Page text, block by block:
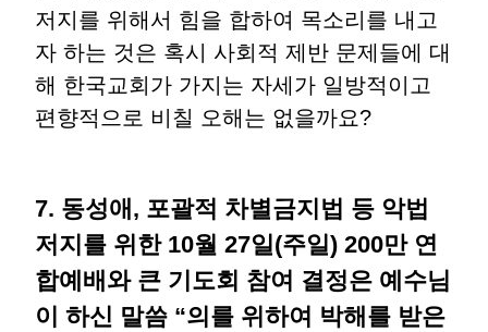
저지를 위해서 힘을 합하여 목소리를 내고
자 하는 것은 혹시 사회적 제반 문제들에 대
해 한국교회가 가지는 자세가 일방적이고
편향적으로 비칠 오해는 없을까요?
7. 동성애, 포괄적 차별금지법 등 악법
저지를 위한 10월 27일(주일) 200만 연
합예배와 큰 기도회 참여 결정은 예수님
이 하신 말씀 “의를 위하여 박해를 받은